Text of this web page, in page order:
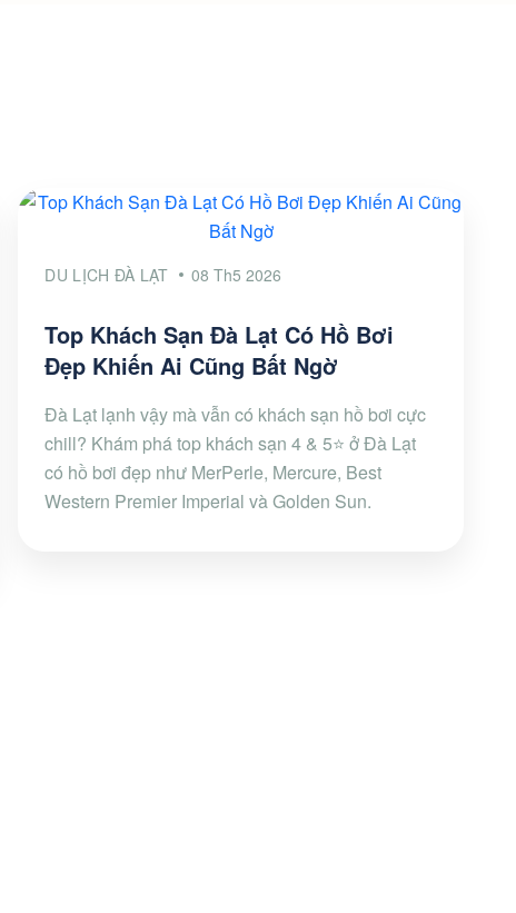
DU LỊCH ĐÀ LẠT 08 Th5 2026
Top Khách Sạn Đà Lạt Có Hồ Bơi
Đẹp Khiến Ai Cũng Bất Ngờ
Đà Lạt lạnh vậy mà vẫn có khách sạn hồ bơi cực
chill? Khám phá top khách sạn 4 & 5⭐ ở Đà Lạt
có hồ bơi đẹp như MerPerle, Mercure, Best
Western Premier Imperial và Golden Sun.